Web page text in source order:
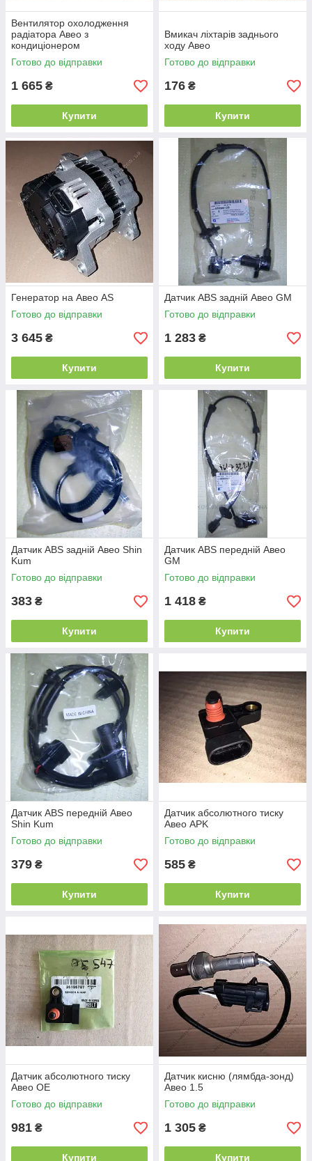
Вентилятор охолодження
радіатора Авео з
кондиціонером
Готово до відправки
1 665 ₴
Купити
Вмикач ліхтарів заднього
ходу Авео
Готово до відправки
176 ₴
Купити
Генератор на Авео AS
Готово до відправки
3 645 ₴
Купити
Датчик ABS задній Авео GM
Готово до відправки
1 283 ₴
Купити
Датчик ABS задній Авео Shin
Kum
Готово до відправки
383 ₴
Купити
Датчик ABS передній Авео
GM
Готово до відправки
1 418 ₴
Купити
Датчик ABS передній Авео
Shin Kum
Готово до відправки
379 ₴
Купити
Датчик абсолютного тиску
Авео APK
Готово до відправки
585 ₴
Купити
Датчик абсолютного тиску
Авео ОЕ
Готово до відправки
981 ₴
Купити
Датчик кисню (лямбда-зонд)
Авео 1.5
Готово до відправки
1 305 ₴
Купити